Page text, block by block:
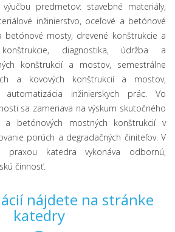
predmetov: stavebné materiály,
inžinierstvo, oceľové a betónové
betónové mosty, drevené konštrukcie a
diagnostika, údržba a
konštrukcií a mostov, semestrálne
a kovových konštrukcií a mostov,
inžinierskych prác. Vo
sa zameriava na výskum skutočného
a betónových mostných konštrukcií v
porúch a degradačných činiteľov. V
katedra vykonáva odbornú,
činnosť.
nájdete na stránke
katedry